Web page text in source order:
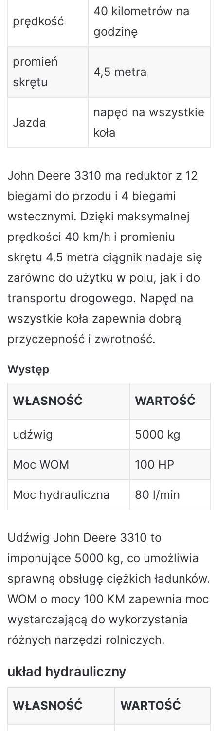
prędkość
40 kilometrów na
godzinę
promień
skrętu
4,5 metra
Jazda
napęd na wszystkie
koła
John Deere 3310 ma reduktor z 12
biegami do przodu i 4 biegami
wstecznymi. Dzięki maksymalnej
prędkości 40 km/h i promieniu
skrętu 4,5 metra ciągnik nadaje się
zarówno do użytku w polu, jak i do
transportu drogowego. Napęd na
wszystkie koła zapewnia dobrą
przyczepność i zwrotność.
Występ
WŁASNOŚĆ WARTOŚĆ
udźwig 5000 kg
Moc WOM 100 HP
Moc hydrauliczna 80 l/min
Udźwig John Deere 3310 to
imponujące 5000 kg, co umożliwia
sprawną obsługę ciężkich ładunków.
WOM o mocy 100 KM zapewnia moc
wystarczającą do wykorzystania
różnych narzędzi rolniczych.
układ hydrauliczny
WŁASNOŚĆ WARTOŚĆ